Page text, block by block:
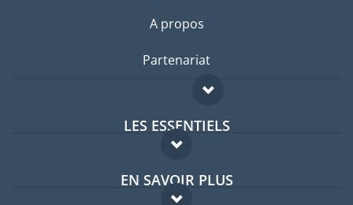
A propos
Partenariat
LES ESSENTIELS
Forum expatriés
Guides pays
EN SAVOIR PLUS